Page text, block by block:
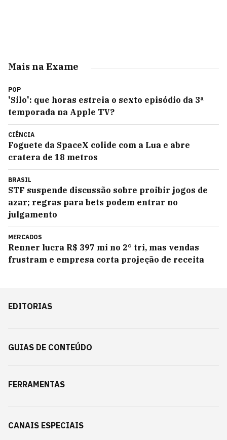
Mais na Exame
POP
'Silo': que horas estreia o sexto episódio da 3ª
temporada na Apple TV?
CIÊNCIA
Foguete da SpaceX colide com a Lua e abre
cratera de 18 metros
BRASIL
STF suspende discussão sobre proibir jogos de
azar; regras para bets podem entrar no
julgamento
MERCADOS
Renner lucra R$ 397 mi no 2° tri, mas vendas
frustram e empresa corta projeção de receita
EDITORIAS
GUIAS DE CONTEÚDO
FERRAMENTAS
CANAIS ESPECIAIS